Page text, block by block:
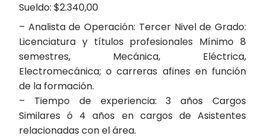
Sueldo: $2.340,00
– Analista de Operación: Tercer Nivel de Grado:
Licenciatura y títulos profesionales Mínimo 8
semestres, Mecánica, Eléctrica,
Electromecánica; o carreras afines en función
de la formación.
– Tiempo de experiencia: 3 años Cargos
Similares ó 4 años en cargos de Asistentes
relacionadas con el área.